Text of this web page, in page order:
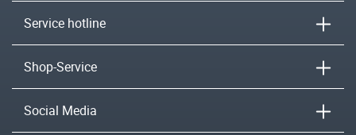
Service hotline
Shop-Service
Social Media